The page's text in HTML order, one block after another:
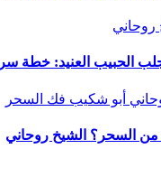
روحاني
الحبيب العنيد: خطة
أبو شكيب فك السحر
السحر؟ الشيخ روحاني